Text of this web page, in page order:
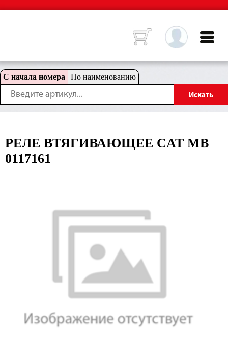
С начала номера По наименованию
РЕЛЕ ВТЯГИВАЮЩЕЕ CAT MB
0117161